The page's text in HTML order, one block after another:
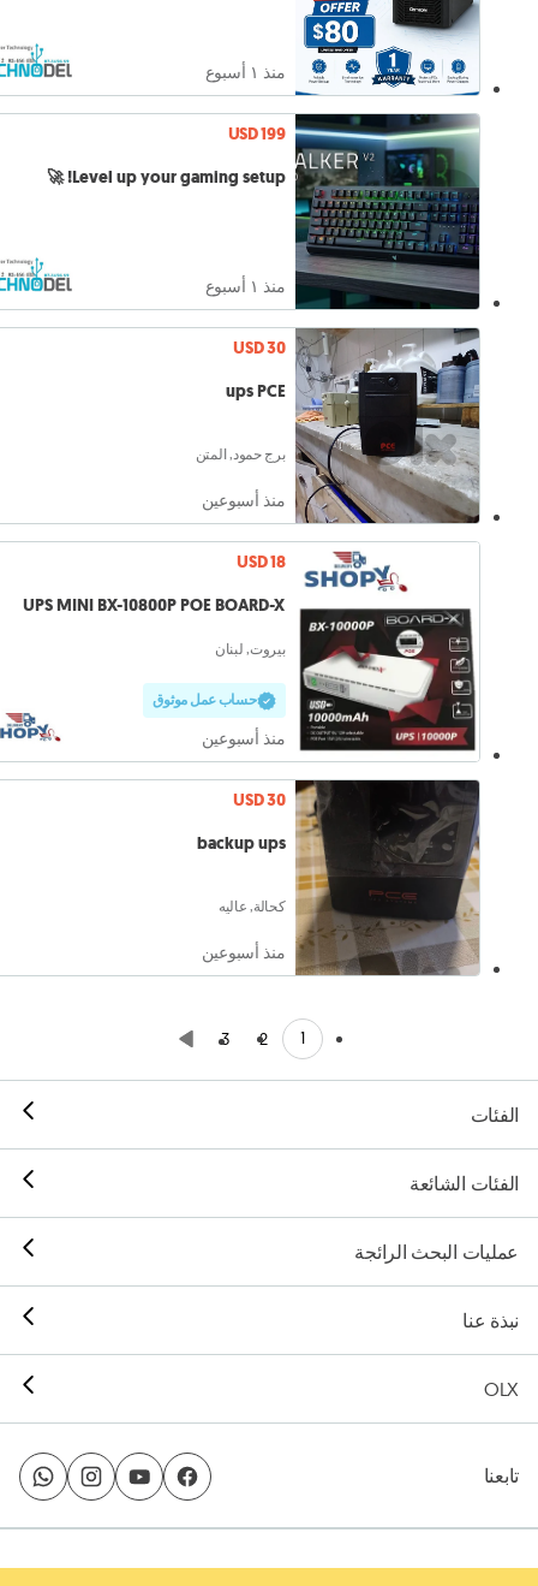
منذ ١ أسبوع
USD 199
Level up your gaming setup! 🚀
منذ ١ أسبوع
USD 30
ups PCE
برج حمود, المتن
منذ أسبوعين
USD 18
UPS MINI BX-10800P POE BOARD-X
بيروت, لبنان
حساب عمل موثوق
منذ أسبوعين
USD 30
backup ups
كحالة, عاليه
منذ أسبوعين
1
2
3
الفئات
الفئات الشائعة
عمليات البحث الرائجة
نبذة عنا
OLX
تابعنا